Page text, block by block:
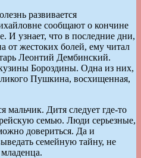
развивается
сообщают о кончине
И узнает, что в последние дни,
от жестоких болей, ему читал
Леонтий Дембинский.
Бороздины. Одна из них,
Пушкина, восхищенная,
мальчик. Дитя следует где-то
семью. Люди серьезные,
довериться. Да и
семейную тайну, не